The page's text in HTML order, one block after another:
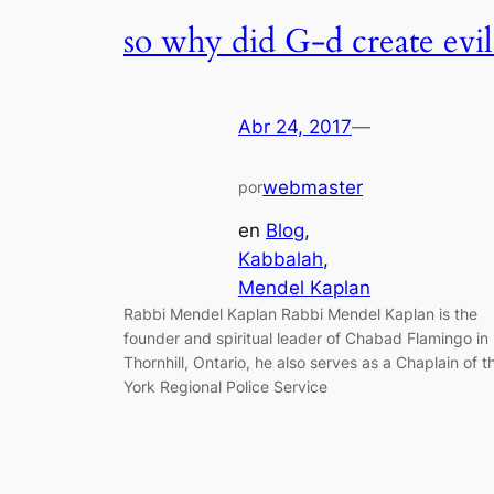
so why did G-d create
Abr 24, 2017—
porwebmaster
en Blog
Kabbalah
Mendel Kaplan
Rabbi Mendel Kaplan Rabbi Mendel Kaplan is the
founder and spiritual leader of Chabad Flamingo in
Thornhill, Ontario, he also serves as a Chaplain of
York Regional Police Service